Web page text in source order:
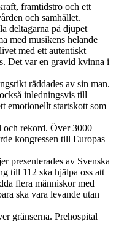
framtidstro och ett
och samhället.
deltagarna på djupet
med musikens helande
med ett autentiskt
Det var en gravid kvinna i
räddades av sin man.
inledningsvis till
emotionellt startskott som
och rekord. Över 3000
kongressen till Europas
presenterades av Svenska
till 112 ska hjälpa oss att
flera människor med
ska vara levande utan
gränserna. Prehospital